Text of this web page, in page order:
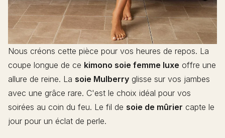
Nous créons cette pièce pour vos heures de repos. La
coupe longue de ce kimono soie femme luxe offre une
allure de reine. La soie Mulberry glisse sur vos jambes
avec une grâce rare. C'est le choix idéal pour vos
soirées au coin du feu. Le fil de soie de mûrier capte le
jour pour un éclat de perle.